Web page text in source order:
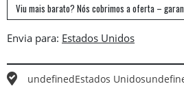
Viu mais barato? Nós cobrimos a oferta –
Envia para:
undefinedEstados Unidos